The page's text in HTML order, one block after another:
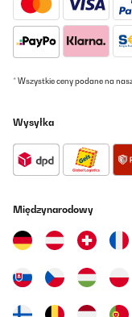
* Wszystkie ceny podane na
Wysyłka
Międzynarodowy